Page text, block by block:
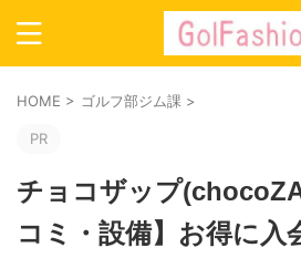
HOME > ゴルフ部ジム課 >
PR
チョコザップ
コミ・設備】お得に入